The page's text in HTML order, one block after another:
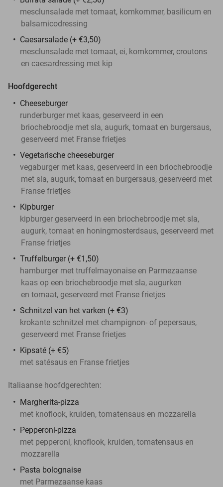
mesclunsalade met tomaat, komkommer, basilicum en
balsamicodressing
Caesarsalade (+ €3,50)
mesclunsalade met tomaat, ei, komkommer, croutons
en caesardressing met kip
Hoofdgerecht
Cheeseburger
runderburger met kaas, geserveerd in een
briochebroodje met sla, augurk, tomaat en burgersaus,
geserveerd met Franse frietjes
Vegetarische cheeseburger
vegaburger met kaas, geserveerd in een briochebroodje
met sla, augurk, tomaat en burgersaus, geserveerd met
Franse frietjes
Kipburger
kipburger geserveerd in een briochebroodje met sla,
augurk, tomaat en honingmosterdsaus, geserveerd met
Franse frietjes
Truffelburger (+ €1,50)
hamburger met truffelmayonaise en Parmezaanse
kaas op een briochebroodje met sla, augurken
en tomaat, geserveerd met Franse frietjes
Schnitzel van het varken (+ €3)
krokante schnitzel met champignon- of pepersaus,
geserveerd met Franse frietjes
Kipsaté (+ €5)
met satésaus en Franse frietjes
Italiaanse hoofdgerechten:
Margherita-pizza
met knoflook, kruiden, tomatensaus en mozzarella
Pepperoni-pizza
met pepperoni, knoflook, kruiden, tomatensaus en
mozzarella
Pasta bolognaise
met Parmezaanse kaas